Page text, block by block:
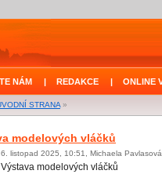
NÁM | REDAKCE | ONLINE
STRANA »
modelových vláčků
6. listopad 2025, 10:51, Michaela Pavlasová
Výstava modelových vláčků